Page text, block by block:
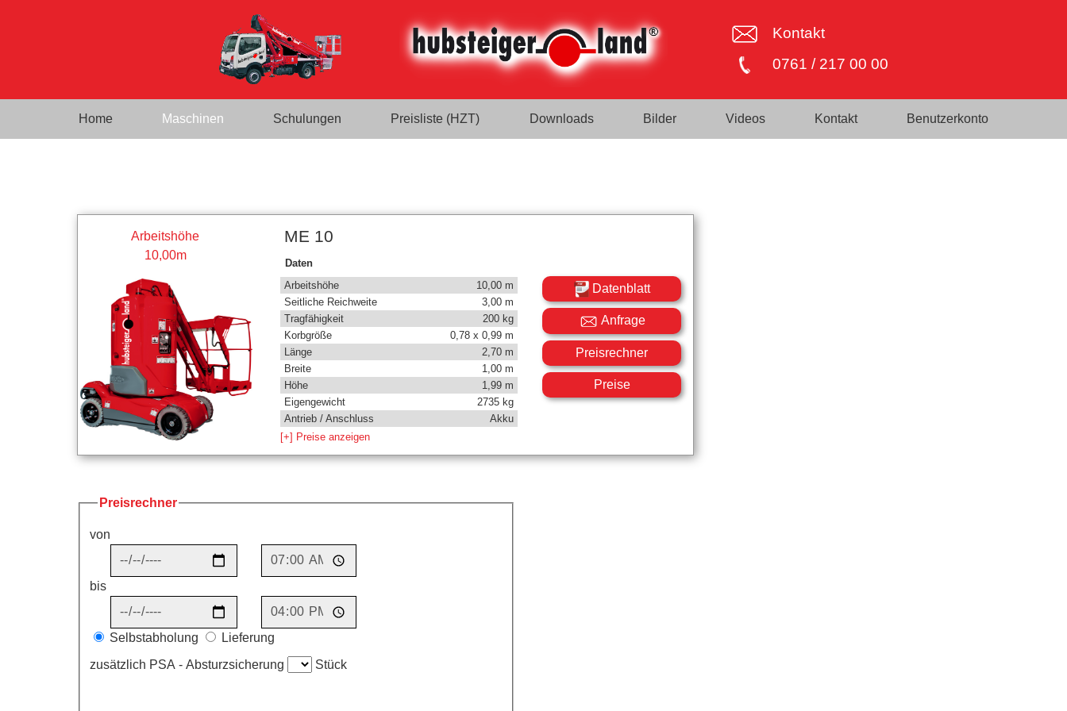
Kontakt
0761 / 217 00 00
Home Maschinen Schulungen Preisliste (HZT) Downloads Bilder Videos Kontakt Benutzerkonto
Arbeitshöhe
10,00m
ME 10
Daten
Arbeitshöhe
10,00 m
Seitliche Reichweite
3,00 m
Tragfähigkeit
200 kg
Korbgröße
0,78 x 0,99 m
Länge
2,70 m
Breite
1,00 m
Höhe
1,99 m
Eigengewicht
2735 kg
Antrieb / Anschluss
Akku
[+] Preise anzeigen
Datenblatt
Anfrage
Preisrechner
Preise
Preisrechner
von
bis
Selbstabholung
Lieferung
zusätzlich PSA - Absturzsicherung
Stück